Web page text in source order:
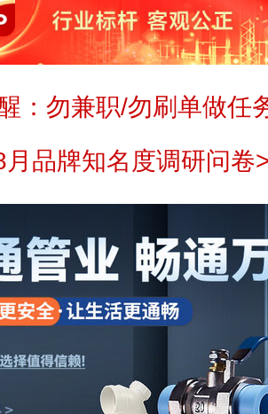
：勿兼职/勿刷单做任
品牌知名度调研问卷